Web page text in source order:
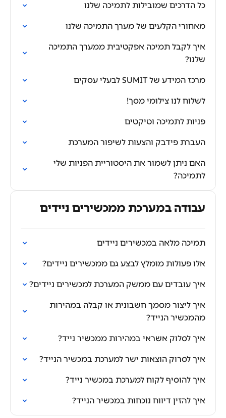
כל הדרכים שמובילות לתמיכה שלנו
מאחורי הקלעים של מערך התמיכה שלנו
איך לקבל תמיכה אפקטיבית ממערך התמיכה
שלנו?
מרכז המידע של SUMIT לבעלי עסקים
לשלוח לנו צילומי מסך!
פניות לתמיכה וטיקטים
העברת פידבק והצעות לשיפור המערכת
האם ניתן לשמור את היסטוריית הפניות שלי
לתמיכה?
עבודה במערכת ממכשירים ניידים
תמיכה מלאה במכשירים ניידים
אלו פעולות מומלץ לבצע גם ממכשירים ניידים?
איך עובדים עם ממשק המערכת למכשירים ניידים?
איך ליצור מסמך חשבונית או קבלה במהירות
מהמכשיר הנייד?
איך לסלוק אשראי במהירות ממכשיר נייד?
איך לסרוק הוצאות ישר למערכת במכשיר הנייד?
איך להוסיף לקוח למערכת במכשיר נייד?
איך להזין דיווח נוכחות במכשיר הנייד?